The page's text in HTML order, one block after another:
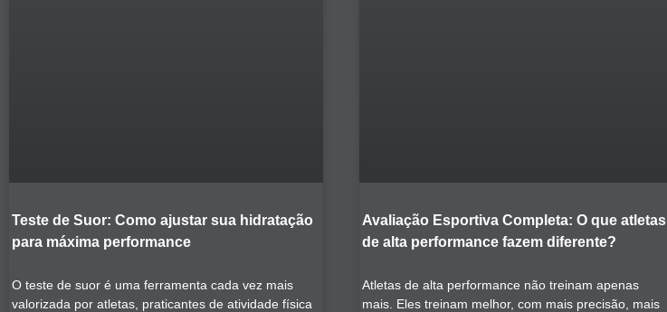
Teste de Suor: Como ajustar sua hidratação
para máxima performance
O teste de suor é uma ferramenta cada vez mais
valorizada por atletas, praticantes de atividade física
Avaliação Esportiva Completa: O que atletas
de alta performance fazem diferente?
Atletas de alta performance não treinam apenas
mais. Eles treinam melhor, com mais precisão, mais